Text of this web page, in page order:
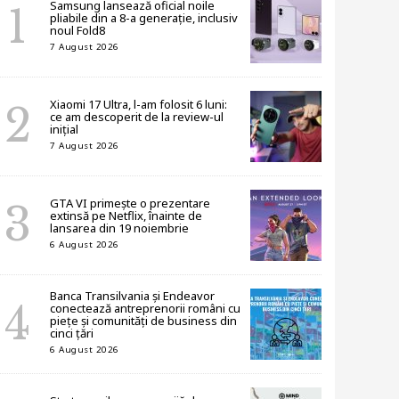
Samsung lansează oficial noile
pliabile din a 8-a generație, inclusiv
noul Fold8
7 August 2026
Xiaomi 17 Ultra, l-am folosit 6 luni:
ce am descoperit de la review-ul
inițial
7 August 2026
GTA VI primește o prezentare
extinsă pe Netflix, înainte de
lansarea din 19 noiembrie
6 August 2026
Banca Transilvania și Endeavor
conectează antreprenorii români cu
piețe și comunități de business din
cinci țări
6 August 2026